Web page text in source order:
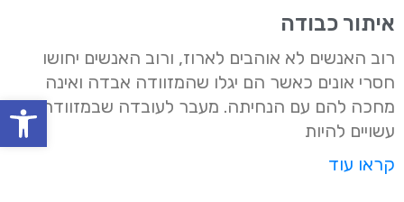
איתור כבודה
רוב האנשים לא אוהבים לארוז, ורוב האנשים יחושו
חסרי אונים כאשר הם יגלו שהמזוודה אבדה ואינה
מחכה להם עם הנחיתה. מעבר לעובדה שבמזוודה
עשויים להיות
קראו עוד